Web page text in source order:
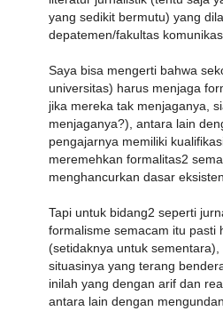
yang sedikit bermutu) yang
depatemen/fakultas
Saya bisa mengerti bahwa
universitas) harus menjaga
jika mereka tak menjaganya,
menjaganya?), antara lain
pengajarnya memiliki
meremehkan formalitas2
menghancurkan dasar
Tapi untuk bidang2 seperti
formalisme semacam itu pasti
(setidaknya untuk
situasinya yang terang
inilah yang dengan arif dan
antara lain dengan